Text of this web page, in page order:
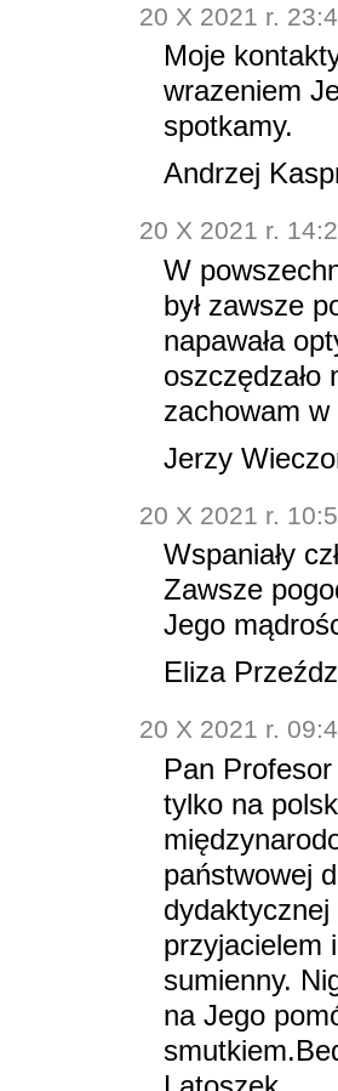
20 X 2021 r.
Moje
wrazeniem
spotkamy.
Andrzej
20 X 2021 r.
W
był zawsze
napawała
oszczędzało
zachowam
Jerzy
20 X 2021 r.
Wspaniały
Zawsze
Jego
Eliza
20 X 2021 r.
Pan
tylko na
państwowej
dydaktycznej
przyjacielem
sumienny.
na Jego